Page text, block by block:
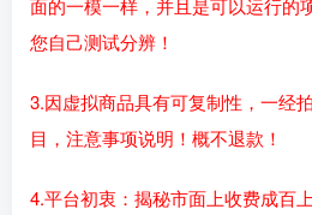
面的一模一样，并且是可以运行的
您自己测试分辨！
3.因虚拟商品具有可复制性，一经
目，注意事项说明！概不退款！
4.平台初衷：揭秘市面上收费成百